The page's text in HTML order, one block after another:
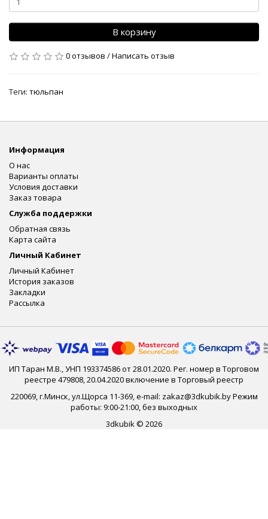
В корзину
0 отзывов /Написать отзыв
Теги: тюльпан
Информация
О нас
Варианты оплаты
Условия доставки
Заказ товара
Служба поддержки
Обратная связь
Карта сайта
Личный Кабинет
Личный Кабинет
История заказов
Закладки
Рассылка
ИП Таран М.В., УНП 193374586 от 28.01.2020. Рег. номер в Торговом
реестре 479808, 20.04.2020 включение в Торговый реестр
220069, г.Минск, ул.Щорса 11-369, e-mail: zakaz@3dkubik.by Режим
работы: 9:00-21:00, без выходных
3dkubik © 2026